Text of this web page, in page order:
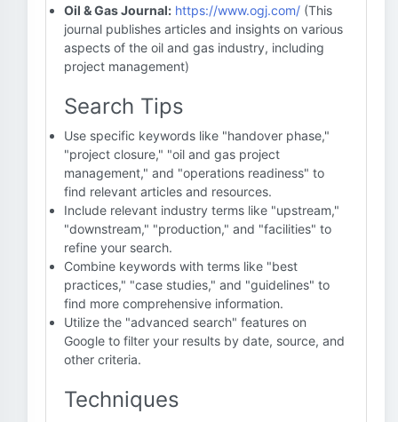
Oil & Gas Journal: https://www.ogj.com/ (This
journal publishes articles and insights on various
aspects of the oil and gas industry, including
project management)
Search Tips
Use specific keywords like "handover phase,"
"project closure," "oil and gas project
management," and "operations readiness" to
find relevant articles and resources.
Include relevant industry terms like "upstream,"
"downstream," "production," and "facilities" to
refine your search.
Combine keywords with terms like "best
practices," "case studies," and "guidelines" to
find more comprehensive information.
Utilize the "advanced search" features on
Google to filter your results by date, source, and
other criteria.
Techniques